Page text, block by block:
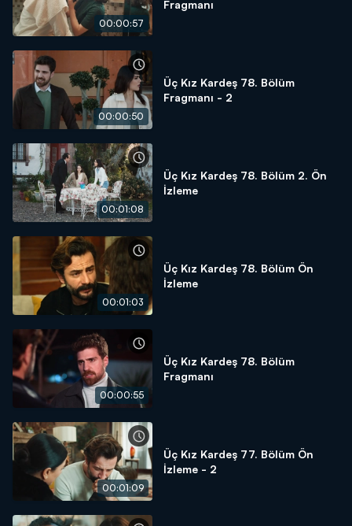
00:00:57
Fragmanı
00:00:50
Üç Kız Kardeş 78. Bölüm
Fragmanı - 2
00:01:08
Üç Kız Kardeş 78. Bölüm 2. Ön
İzleme
00:01:03
Üç Kız Kardeş 78. Bölüm Ön
İzleme
00:00:55
Üç Kız Kardeş 78. Bölüm
Fragmanı
00:01:09
Üç Kız Kardeş 77. Bölüm Ön
İzleme - 2